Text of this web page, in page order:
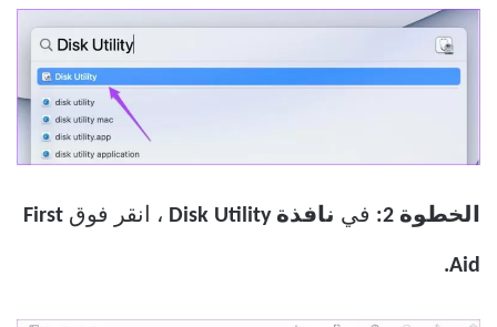
الخطوة 2: في نافذة Disk Utility ، انقر فوق First
Aid.